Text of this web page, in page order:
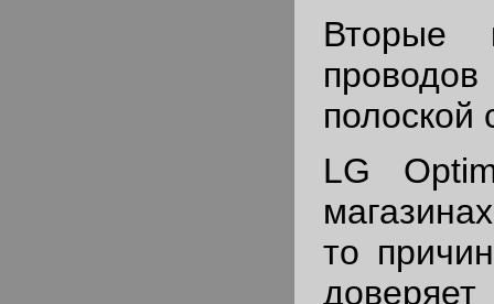
Вторые
полоской
LG
то